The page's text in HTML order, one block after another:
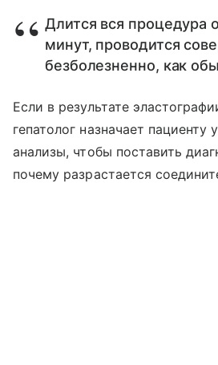
Длится вся процедура
минут, проводится
безболезненно, как
Если в результате
гепатолог назначает
анализы, чтобы поставить
почему разрастается